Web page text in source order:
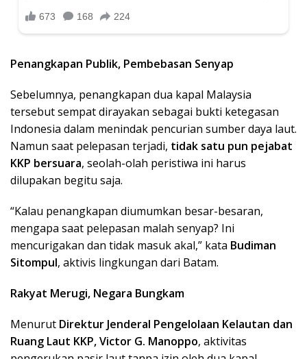
Penangkapan Publik, Pembebasan Senyap
Sebelumnya, penangkapan dua kapal Malaysia
tersebut sempat dirayakan sebagai bukti ketegasan
Indonesia dalam menindak pencurian sumber daya laut.
Namun saat pelepasan terjadi, tidak satu pun pejabat
KKP bersuara, seolah-olah peristiwa ini harus
dilupakan begitu saja.
“Kalau penangkapan diumumkan besar-besaran,
mengapa saat pelepasan malah senyap? Ini
mencurigakan dan tidak masuk akal,” kata Budiman
Sitompul, aktivis lingkungan dari Batam.
Rakyat Merugi, Negara Bungkam
Menurut Direktur Jenderal Pengelolaan Kelautan dan
Ruang Laut KKP, Victor G. Manoppo, aktivitas